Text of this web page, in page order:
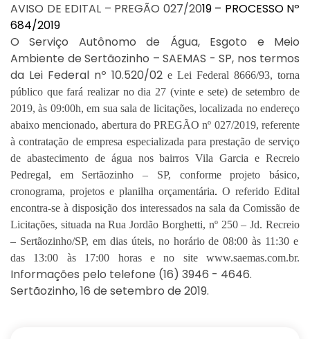
AVISO DE EDITAL – PREGÃO 027/2019– PROCESSO Nº
684/2019
O Serviço Autônomo de Água, Esgoto e Meio
Ambiente de Sertãozinho – SAEMAS - SP, nos termos
da Lei Federal nº 10.520/02 e Lei Federal 8666/93, torna
público que fará realizar no dia 27 (vinte esete) de setembro de
2019, às 09:00h, em sua sala de licitações, localizada no endereço
abaixo mencionado, abertura do PREGÃO nº 027/2019, referente
à contratação deempresa especializada para prestação de serviço
de abastecimento de água nos bairros Vila Garcia e Recreio
Pedregal, em Sertãozinho – SP, conformeprojeto básico,
cronograma, projetos e planilha orçamentária. O referido Edital
encontra-se à disposição dos interessados na sala da Comissão de
Licitações, situada na RuaJordão Borghetti, nº 250–Jd. Recreio
– Sertãozinho/SP, em dias úteis, no horário de 08:00 às 11 :30 e
das 13:00 às 17:00 horas e no site www.saemas.com.br.
Informações pelo telefone (16) 3946 - 4646.
Sertãozinho, 16 de setembro de 2019.